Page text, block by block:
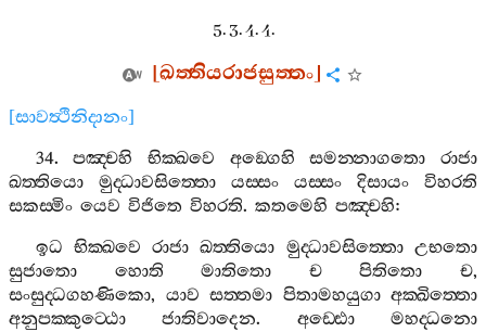
5. 3. 4. 4.
[ඛත‍්තියරාජසුත‍්තං]
[සාවත්‍ථිනිදානං]
34.පඤ‍්චහි භික‍්ඛවෙ අඞ‍්ගෙහි සමන‍්නාගතො
රාජා
ඛත‍්තියො
මුද‍්ධාවසිත‍්තො යස‍්සං යස‍්සං දිසායං
විහරති
සකස‍්මිං යෙව විජිතෙ විහරති. කතමෙහි පඤ‍්චහි:
ඉධ භික‍්ඛවෙ රාජා ඛත‍්තියො මුද‍්ධාවසිත‍්තො උභතො
සුජාතො
හොති මාතිතො ච පිතිතො ච,
සංසුද‍්ධගහණිකො, යාව සත‍්තමා පිතාමහයුගා අක‍්ඛිත‍්තො
අනුපක‍්කුට‍්ඨො
ජාතිවාදෙන. අඩ‍්ඪො
මහද‍්ධනො